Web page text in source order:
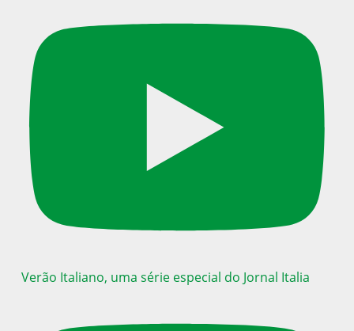
Verão Italiano, uma série especial do Jornal Italia